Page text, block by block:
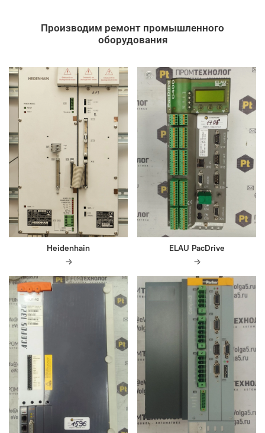
Производим ремонт промышленного
оборудования
Heidenhain ELAU PacDrive